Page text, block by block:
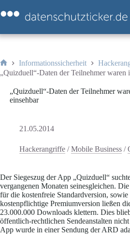
Inhalt
springen
Start
Informationssicherheit
„Quizduell“-Daten der Teilnehmer waren
„Quizduell“-Daten der Teilnehmer
einsehbar
21.05.2014
Hackerangriffe /Mobile Business /
Der Siegeszug der App „Quizduell“
vergangenen Monaten seinesgleichen.
für die kostenfreie Standardversion,
kostenpflichtige Premiumversion ließen
23.000.000 Downloads klettern. Dies
öffentlich-rechtlichen Sendeanstalten
App wurde in einer Sendung der ARD